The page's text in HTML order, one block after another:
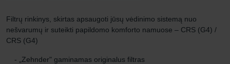
Filtrų rinkinys, skirtas apsaugoti jūsų vėdinimo sistemą nuo
nešvarumų ir suteikti papildomo komforto namuose – CRS (G4) /
CRS (G4)
- „Zehnder" gaminamas originalus filtras